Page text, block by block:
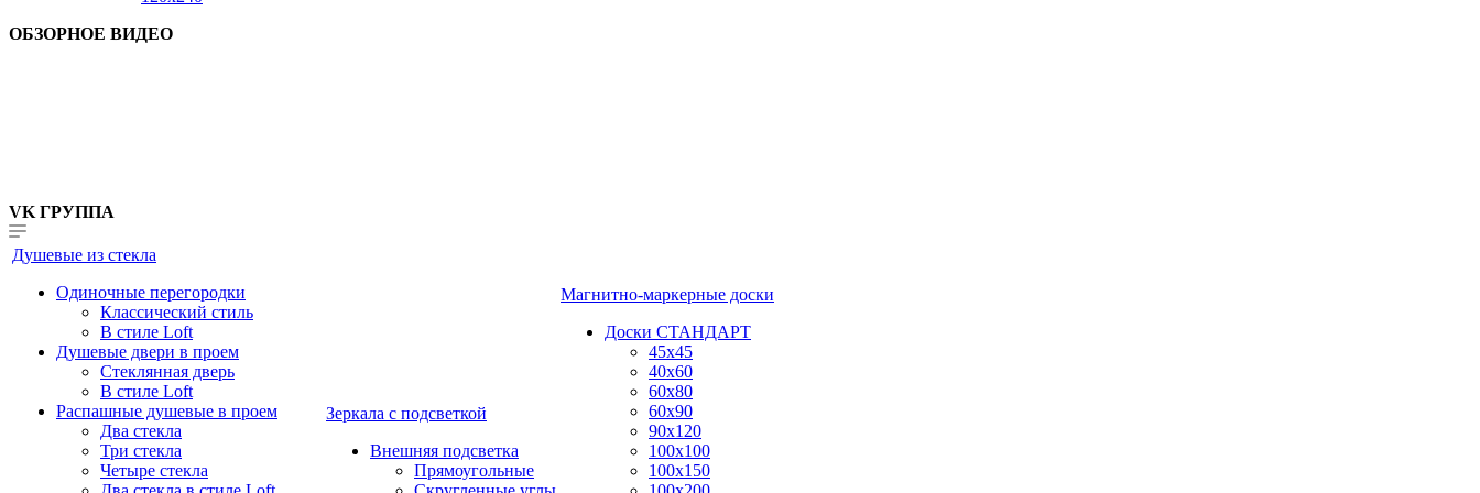
ОБЗОРНОЕ ВИДЕО
VK ГРУППА
Душевые из стекла
Одиночные перегородки
Классический стиль
В стиле Loft
Душевые двери в проем
Стеклянная дверь
В стиле Loft
Распашные душевые в проем
Два стекла
Три стекла
Четыре стекла
Зеркала с подсветкой
Внешняя подсветка
Прямоугольные
Магнитно-маркерные доски
Доски СТАНДАРТ
45x45
40x60
60x80
60x90
90x120
100x100
100x150